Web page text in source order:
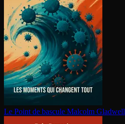
Le Point de bascule Malcolm Gladwell